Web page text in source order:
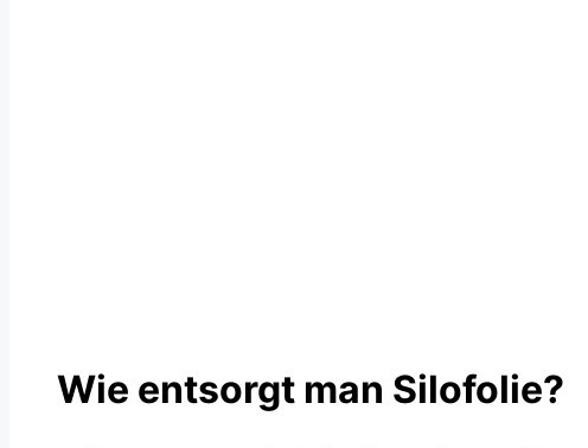
Wie entsorgt man Silofolie?